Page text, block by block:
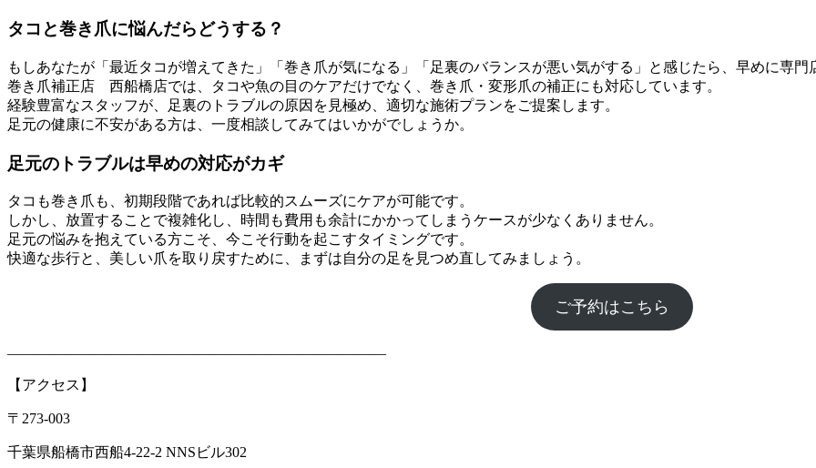
タコと巻き爪に悩んだらどうする？
もしあなたが「最近タコが増えてきた」「巻き爪が気になる」「足裏のバランスが悪い気がする」と感じたら、早めに専
巻き爪補正店 西船橋店では、タコや魚の目のケアだけでなく、巻き爪・変形爪の補正にも対応しています。
経験豊富なスタッフが、足裏のトラブルの原因を見極め、適切な施術プランをご提案します。
足元の健康に不安がある方は、一度相談してみてはいかがでしょうか。
足元のトラブルは早めの対応がカギ
タコも巻き爪も、初期段階であれば比較的スムーズにケアが可能です。
しかし、放置することで複雑化し、時間も費用も余計にかかってしまうケースが少なくありません。
足元の悩みを抱えている方こそ、今こそ行動を起こすタイミングです。
快適な歩行と、美しい爪を取り戻すために、まずは自分の足を見つめ直してみましょう。
ご予約はこちら
――――――――――――――――――――――――――
【アクセス】
〒273-003
千葉県船橋市西船4-22-2 NNSビル302